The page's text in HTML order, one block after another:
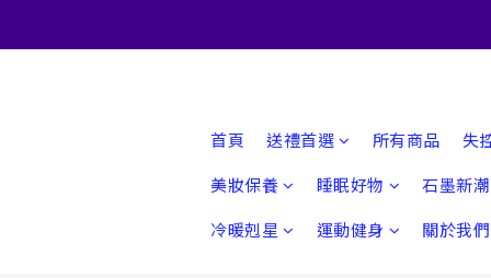
首頁 送禮首選 所有商品
失
美妝保養
睡眠好物
石墨新潮
冷暖剋星
運動健身 關於我們